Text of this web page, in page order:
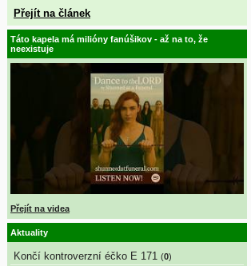
Přejít na článek
Táto kapela má milióny fanúšikov - až na to, že
neexistuje
Přejít na videa
Aktuality
Končí kontroverzní éčko E 171 (0)